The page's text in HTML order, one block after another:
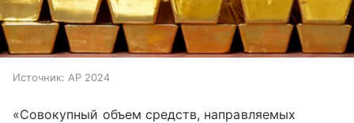
Источник: AP 2024
«Совокупный объем средств, направляемых